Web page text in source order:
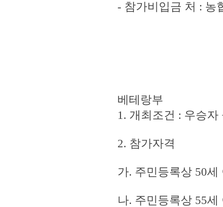
- 참가비입금 처 : 농
베테랑부
1. 개최조건 : 우승자
2. 참가자격
가. 주민등록상 50
나. 주민등록상 55